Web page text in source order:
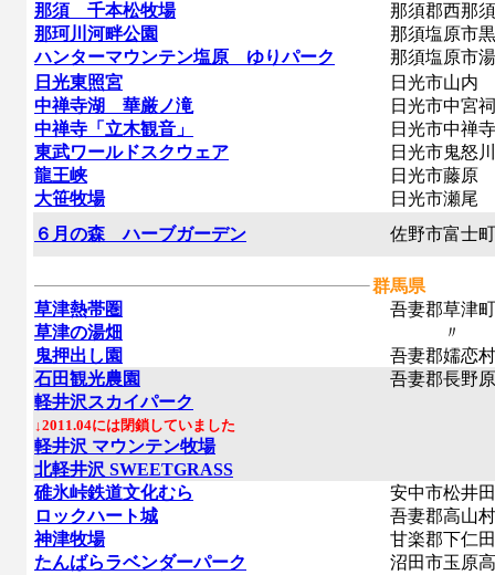
那須 千本松牧場
那須郡西那
那珂川河畔公園
那須塩原市
ハンターマウンテン塩原 ゆりパーク
那須塩原市
日光東照宮
日光市山内
中禅寺湖 華厳ノ滝
日光市中宮祠
中禅寺「立木観音」
日光市中禅
東武ワールドスクウェア
日光市鬼怒
龍王峡
日光市藤原
大笹牧場
日光市瀬尾
６月の森 ハーブガーデン
佐野市富士町
群馬県
草津熱帯圏
吾妻郡草津町
草津の湯畑
〃
鬼押出し園
吾妻郡嬬恋
石田観光農園
吾妻郡長野
軽井沢スカイパーク
↓2011.04には閉鎖していました
軽井沢 マウンテン牧場
北軽井沢 SWEETGRASS
碓氷峠鉄道文化むら
安中市松井
ロックハート城
吾妻郡高山村
神津牧場
甘楽郡下仁
たんばらラベンダーパーク
沼田市玉原